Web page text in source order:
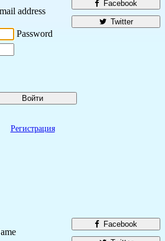
Facebook
Twitter
address
Password
Войти
Регистрация
Facebook